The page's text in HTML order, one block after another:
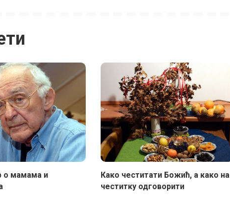
о мамама и
Како честитати Божић, а како на
честитку одговорити